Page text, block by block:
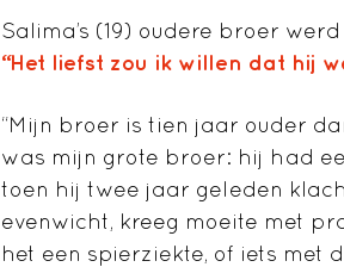
Salima’s (19) oudere broer
“Het liefst zou ik willen dat hij
“Mijn broer is tien jaar ouder
was mijn grote broer: hij had
toen hij twee jaar geleden
evenwicht, kreeg moeite met
het een spierziekte, of iets met